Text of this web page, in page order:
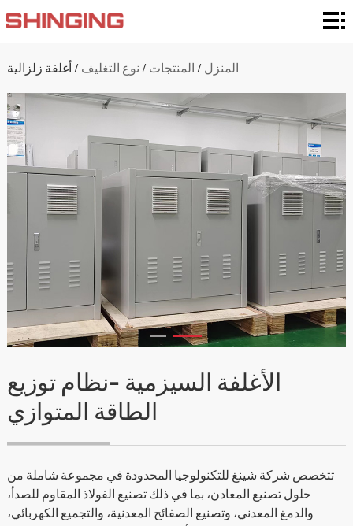
المنزل
التغليف
نوع
التغليف
إضافة
المواد
التخصيص
الأخبار
الاتصال
المنزل / المنتجات / نوع التغليف /أغلفة زلزالية
الأغلفة السيزمية -نظام توزيع
الطاقة المتوازي
تتخصص شركة شينغ للتكنولوجيا المحدودة في مجموعة شاملة من
حلول تصنيع المعادن، بما في ذلك تصنيع الفولاذ المقاوم للصدأ،
والدمغ المعدني، وتصنيع الصفائح المعدنية، والتجميع الكهربائي،